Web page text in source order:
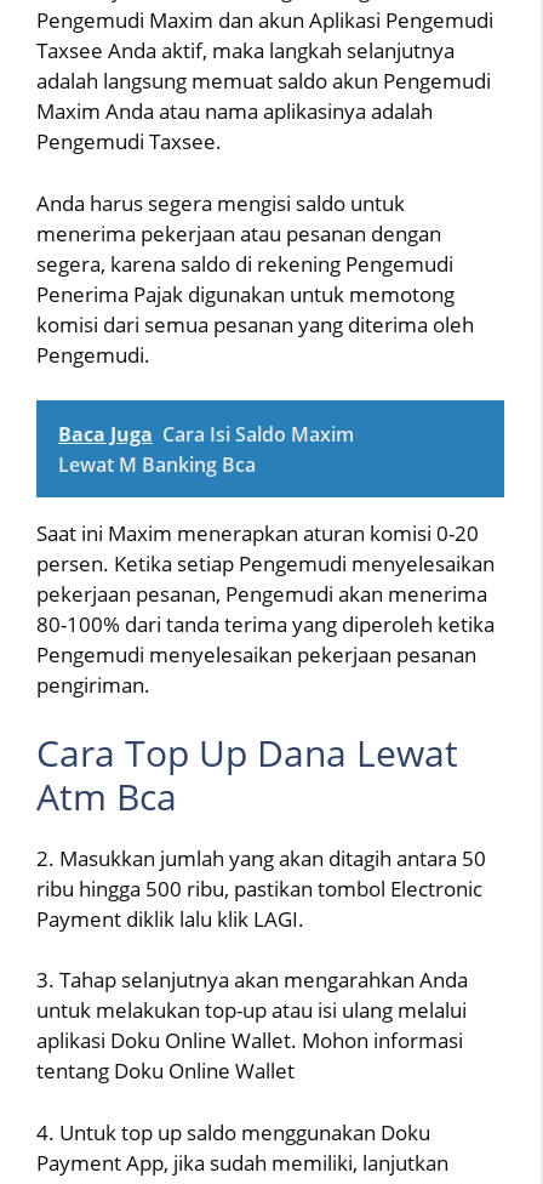
Pengemudi Maxim dan akun Aplikasi Pengemudi
Taxsee Anda aktif, maka langkah selanjutnya
adalah langsung memuat saldo akun Pengemudi
Maxim Anda atau nama aplikasinya adalah
Pengemudi Taxsee.
Anda harus segera mengisi saldo untuk
menerima pekerjaan atau pesanan dengan
segera, karena saldo di rekening Pengemudi
Penerima Pajak digunakan untuk memotong
komisi dari semua pesanan yang diterima oleh
Pengemudi.
Baca Juga Cara Isi Saldo Maxim
Lewat M Banking Bca
Saat ini Maxim menerapkan aturan komisi 0-20
persen. Ketika setiap Pengemudi menyelesaikan
pekerjaan pesanan, Pengemudi akan menerima
80-100% dari tanda terima yang diperoleh ketika
Pengemudi menyelesaikan pekerjaan pesanan
pengiriman.
Cara Top Up Dana Lewat
Atm Bca
2. Masukkan jumlah yang akan ditagih antara 50
ribu hingga 500 ribu, pastikan tombol Electronic
Payment diklik lalu klik LAGI.
3. Tahap selanjutnya akan mengarahkan Anda
untuk melakukan top-up atau isi ulang melalui
aplikasi Doku Online Wallet. Mohon informasi
tentang Doku Online Wallet
4. Untuk top up saldo menggunakan Doku
Payment App, jika sudah memiliki, lanjutkan